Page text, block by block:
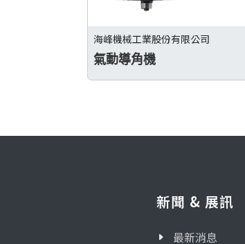
海峰機械工業股份有限公司
氣動導角機
新聞 & 展訊
最新消息